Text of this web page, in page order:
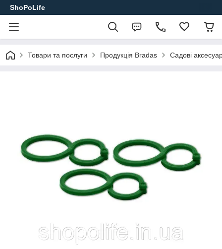
ShoPoLife
Товари та послуги Продукція Bradas Садові